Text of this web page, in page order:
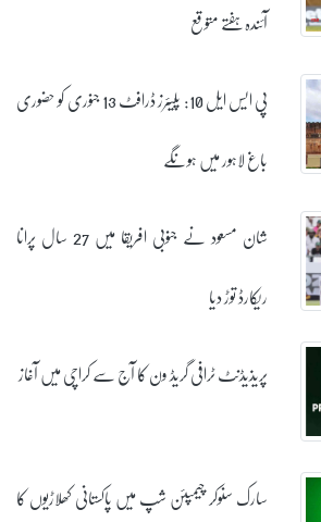
آئندہ ہفتے متوقع
پی ایس ایل 10: پلیئرز ڈرافٹ 13 جنوری کو حضوری
باغ لاہور میں ہونگے
شان مسعود نے جنوبی افریقا میں 27 سال پرانا
ریکارڈ توڑ دیا
پریذیڈنٹ ٹرافی گریڈ ون کا آج سے کراچی میں آغاز
سارک سنوکر چیمپئن شپ میں پاکستانی کھلاڑیوں کا